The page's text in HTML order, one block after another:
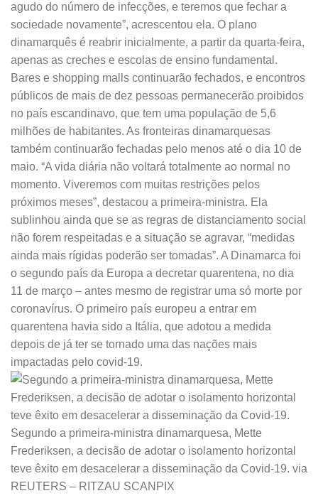
agudo do número de infecções, e teremos que fechar a
sociedade novamente”, acrescentou ela. O plano
dinamarquês é reabrir inicialmente, a partir da quarta-feira,
apenas as creches e escolas de ensino fundamental.
Bares e shopping malls continuarão fechados, e encontros
públicos de mais de dez pessoas permanecerão proibidos
no país escandinavo, que tem uma população de 5,6
milhões de habitantes. As fronteiras dinamarquesas
também continuarão fechadas pelo menos até o dia 10 de
maio. “A vida diária não voltará totalmente ao normal no
momento. Viveremos com muitas restrições pelos
próximos meses”, destacou a primeira-ministra. Ela
sublinhou ainda que se as regras de distanciamento social
não forem respeitadas e a situação se agravar, “medidas
ainda mais rígidas poderão ser tomadas”. A Dinamarca foi
o segundo país da Europa a decretar quarentena, no dia
11 de março – antes mesmo de registrar uma só morte por
coronavírus. O primeiro país europeu a entrar em
quarentena havia sido a Itália, que adotou a medida
depois de já ter se tornado uma das nações mais
impactadas pelo covid-19.
Segundo a primeira-ministra dinamarquesa, Mette
Frederiksen, a decisão de adotar o isolamento horizontal
teve êxito em desacelerar a disseminação da Covid-19. via
REUTERS – RITZAU SCANPIX